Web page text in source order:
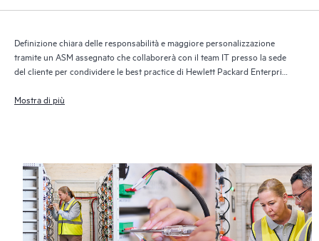
Definizione chiara delle responsabilità e maggiore personalizzazione
tramite un ASM assegnato che collaborerà con il team IT presso la sede
del cliente per condividere le best practice di Hewlett Packard Enterprise
Mostra di più